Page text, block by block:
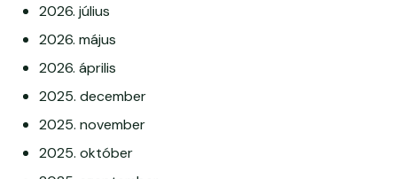
2026. július
2026. május
2026. április
2025. december
2025. november
2025. október